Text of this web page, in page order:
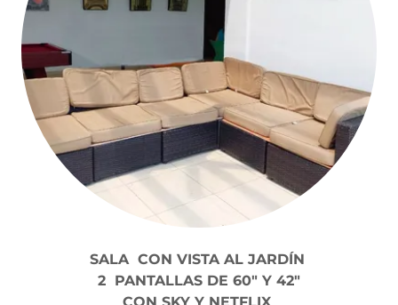
SALA CON VISTA AL JARDÍN
2 PANTALLAS DE 60" Y 42"